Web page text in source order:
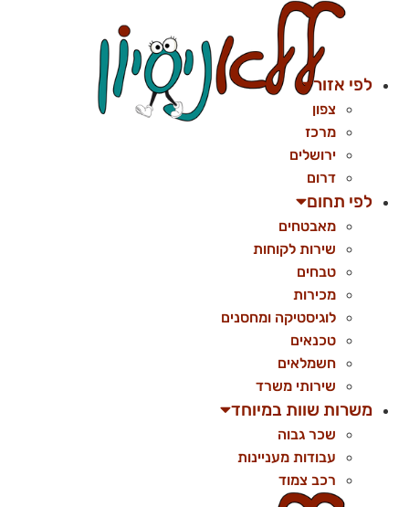
לפי אזור
צפון
מרכז
ירושלים
דרום
לפי תחום
מאבטחים
שירות לקוחות
טבחים
מכירות
לוגיסטיקה ומחסנים
טכנאים
חשמלאים
שירותי משרד
משרות שוות במיוחד
שכר גבוה
עבודות מעניינות
רכב צמוד